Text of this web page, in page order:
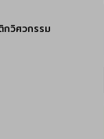
กวิศวกรรม